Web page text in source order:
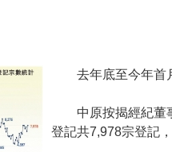
去年底至今年首月
中原按揭經紀董事
登記共7,978宗登記